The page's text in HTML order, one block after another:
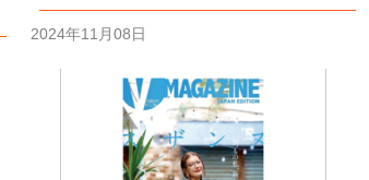
2024年11月08日